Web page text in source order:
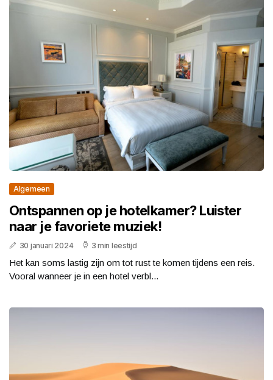
Algemeen
Ontspannen op je hotelkamer? Luister
naar je favoriete muziek!
30 januari 2024 3 min leestijd
Het kan soms lastig zijn om tot rust te komen tijdens een reis.
Vooral wanneer je in een hotel verbl...